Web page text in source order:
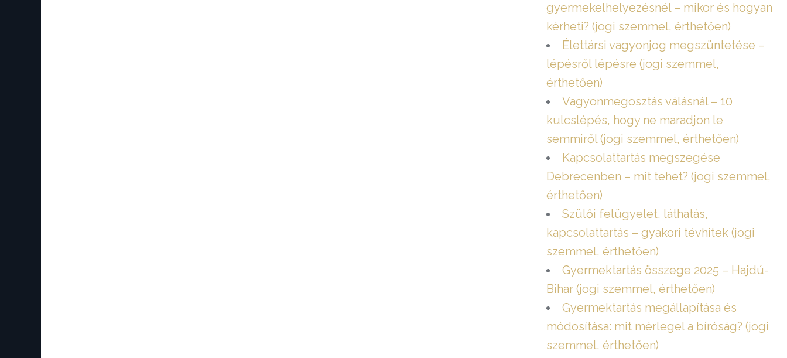
gyermekelhelyezésnél – mikor és hogyan
kérheti? (jogi szemmel, érthetően)
Élettársi vagyonjog megszüntetése –
lépésről lépésre (jogi szemmel,
érthetően)
Vagyonmegosztás válásnál – 10
kulcslépés, hogy ne maradjon le
semmiről (jogi szemmel, érthetően)
Kapcsolattartás megszegése
Debrecenben – mit tehet? (jogi szemmel,
érthetően)
Szülői felügyelet, láthatás,
kapcsolattartás – gyakori tévhitek (jogi
szemmel, érthetően)
Gyermektartás összege 2025 – Hajdú-
Bihar (jogi szemmel, érthetően)
Gyermektartás megállapítása és
módosítása: mit mérlegel a bíróság? (jogi
szemmel, érthetően)